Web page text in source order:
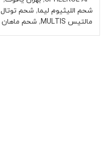
شحم الليثيوم ليما, شحم توتال
مالتیس MULTIS
, شحم ماهان